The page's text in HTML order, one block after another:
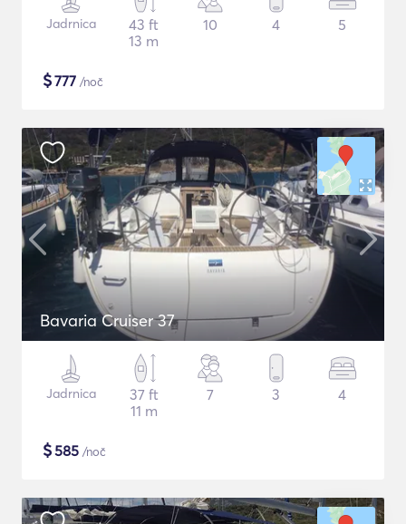
Jadrnica
43 ft
13 m
10 4 5
$777 /noč
Bavaria Cruiser 37
Jadrnica
37 ft
11 m
7 3 4
$585 /noč